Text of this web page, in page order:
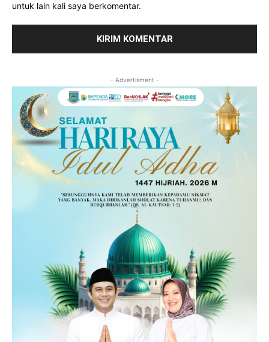
untuk lain kali saya berkomentar.
- Advertisment -